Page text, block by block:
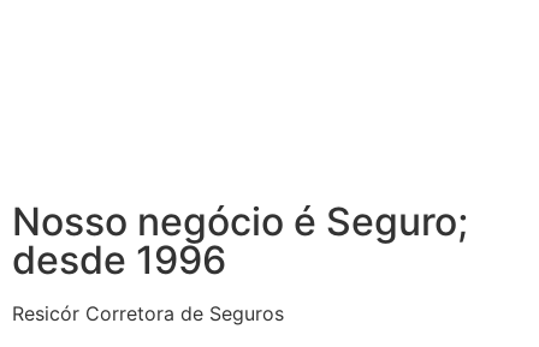
Nosso negócio é Seguro;
desde 1996
Resicór Corretora de Seguros